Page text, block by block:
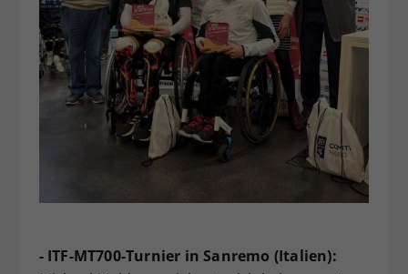
- ITF-MT700-Turnier in Sanremo (Italien):